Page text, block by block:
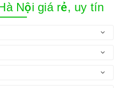
Nội giá rẻ, uy tín